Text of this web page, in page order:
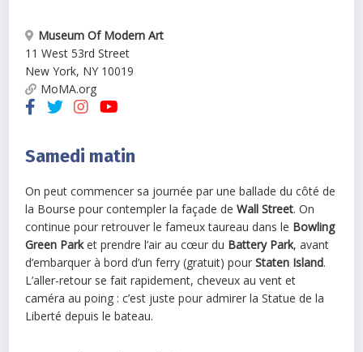
Museum Of Modern Art
11 West 53rd Street
New York, NY 10019
MoMA.org
Samedi matin
On peut commencer sa journée par une ballade du côté de
la Bourse pour contempler la façade deWall Street. On
continue pour retrouver le fameux taureau dans le Bowling
Green Parket prendre l’air au cœur du Battery Park, avant
d’embarquer à bord d’un ferry (gratuit) pourStaten Island.
L’aller-retour se fait rapidement, cheveux au vent et
caméra au poing : c’est juste pour admirer la Statue de la
Liberté depuis le bateau.